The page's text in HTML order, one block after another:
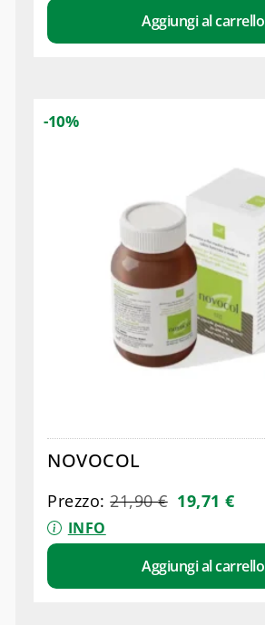
Aggiungi al carrello
NOVOCOL
Prezzo:21,90€ 19,71€
INFO
Aggiungi al carrello
-10%